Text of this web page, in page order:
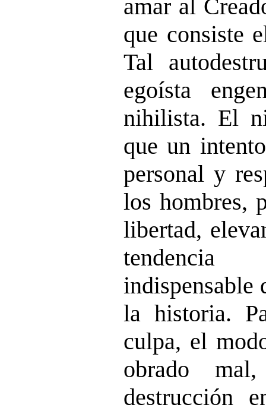
amar al
que consiste
Tal
egoísta
nihilista. El
que un
personal y
los hombres,
libertad,
indispensable
la historia.
culpa, el
obrado
destrucción